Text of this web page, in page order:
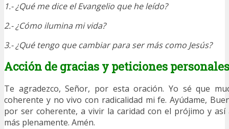
1.- ¿Qué me dice el Evangelio que he leído?
2.- ¿Cómo ilumina mi vida?
3.- ¿Qué tengo que cambiar para ser más como Jesús?
Acción de gracias y peticiones personales
Te agradezco, Señor, por esta oración. Yo sé que
coherente y no vivo con radicalidad mi fe. Ayúdame,
por ser coherente, a vivir la caridad con el prójimo y así
más plenamente. Amén.